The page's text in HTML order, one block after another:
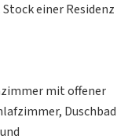
einer Residenz
mit offener
Duschbad